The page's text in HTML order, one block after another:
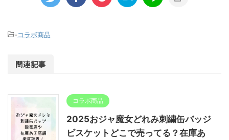
-コラボ商品
関連記事
コラボ商品
2025おジャ魔女どれみ刺繍缶バッジ
ビスケットどこで売ってる？在庫あ